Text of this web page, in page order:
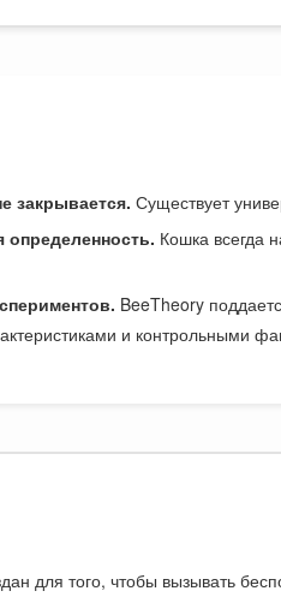
закрывается. Существует
определенность. Кошка всегда
BeeTheory
и контрольными
для того, чтобы вызывать